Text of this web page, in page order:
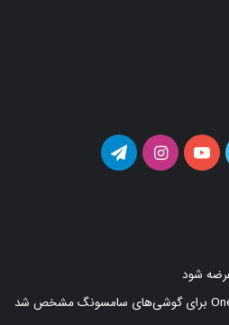
توییتر یوتیوب اینستاگرامتلگرام